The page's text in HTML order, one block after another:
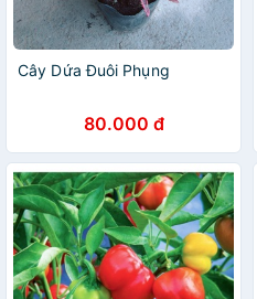
Cây Dứa Đuôi Phụng
80.000 đ